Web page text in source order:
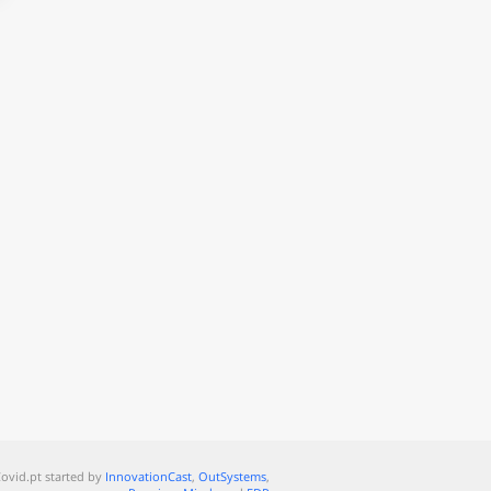
started by InnovationCast, OutSystems,